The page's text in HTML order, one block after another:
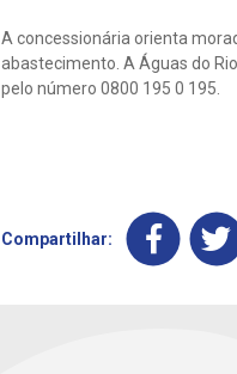
A concessionária orienta
abastecimento. A Águas do
pelo número 0800 195 0 195.
Compartilhar: